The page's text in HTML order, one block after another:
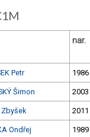
nar.
Petr 1986
Šimon 2003
Zbyšek 2011
Ondřej 1989